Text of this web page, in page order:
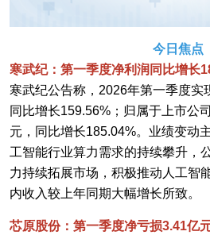
今日焦点
寒武纪：第一季度净利润同比增长
寒武纪公告称，2026年第一季度实
同比增长159.56%；归属于上市公
元，同比增长185.04%。业绩变动
工智能行业算力需求的持续攀升，
力持续拓展市场，积极推动人工智
内收入较上年同期大幅增长所致。
芯原股份：第一季度净亏损3.41亿